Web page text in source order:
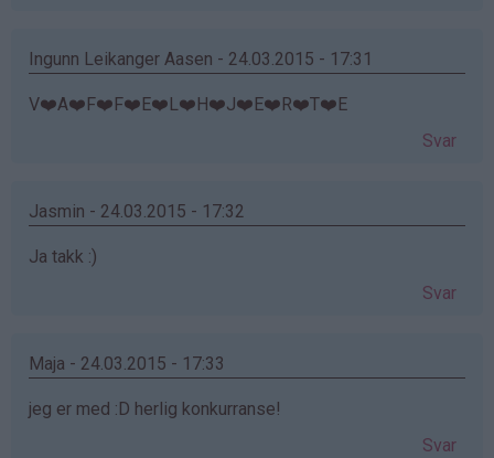
Ingunn Leikanger Aasen - 24.03.2015 - 17:31
V❤️A❤️F❤️F❤️E❤️L❤️H❤️J❤️E❤️R❤️T❤️E
Svar
Jasmin - 24.03.2015 - 17:32
Ja takk :)
Svar
Maja - 24.03.2015 - 17:33
jeg er med :D herlig konkurranse!
Svar